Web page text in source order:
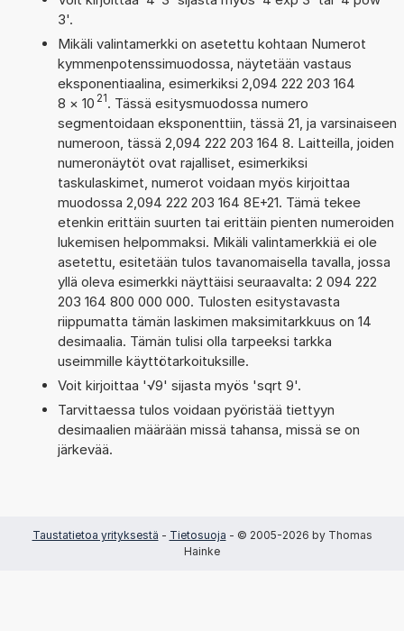
3'.
Mikäli valintamerkki on asetettu kohtaan Numerot
kymmenpotenssimuodossa, näytetään vastaus
eksponentiaalina, esimerkiksi 2,094 222 203 164
8 × 10 21. Tässä esitysmuodossa numero
segmentoidaan eksponenttiin, tässä 21, ja varsinaiseen
numeroon, tässä 2,094 222 203 164 8. Laitteilla, joiden
numeronäytöt ovat rajalliset, esimerkiksi
taskulaskimet, numerot voidaan myös kirjoittaa
muodossa 2,094 222 203 164 8E+21. Tämä tekee
etenkin erittäin suurten tai erittäin pienten numeroiden
lukemisen helpommaksi. Mikäli valintamerkkiä ei ole
asetettu, esitetään tulos tavanomaisella tavalla, jossa
yllä oleva esimerkki näyttäisi seuraavalta: 2 094 222
203 164 800 000 000. Tulosten esitystavasta
riippumatta tämän laskimen maksimitarkkuus on 14
desimaalia. Tämän tulisi olla tarpeeksi tarkka
useimmille käyttötarkoituksille.
Voit kirjoittaa '√9' sijasta myös 'sqrt 9'.
Tarvittaessa tulos voidaan pyöristää tiettyyn
desimaalien määrään missä tahansa, missä se on
järkevää.
Taustatietoa yrityksestä - Tietosuoja - © 2005-2026 by Thomas
Hainke